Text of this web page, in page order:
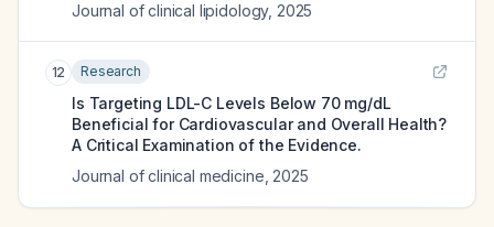
Journal of clinical lipidology, 2025
12 Research
Is Targeting LDL-C Levels Below 70 mg/dL
Beneficial for Cardiovascular and Overall Health?
A Critical Examination of the Evidence.
Journal of clinical medicine 2025